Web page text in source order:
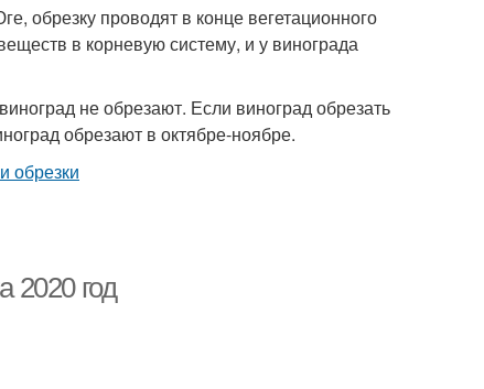
обрезку проводят в конце вегетационного
в корневую систему, и у винограда
не обрезают. Если виноград обрезать
обрезают в октябре-ноябре.
2020 год